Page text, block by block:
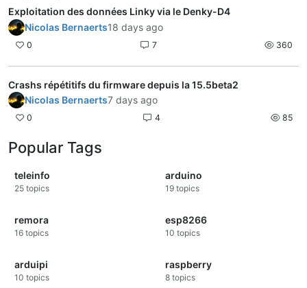
Exploitation des données Linky via le Denky-D4
Nicolas Bernaerts18 days ago
0 7 360
Crashs répétitifs du firmware depuis la 15.5beta2
Nicolas Bernaerts7 days ago
0 4 85
Popular Tags
teleinfo
25 topics
arduino
19 topics
remora
16 topics
esp8266
10 topics
arduipi
10 topics
raspberry
8 topics